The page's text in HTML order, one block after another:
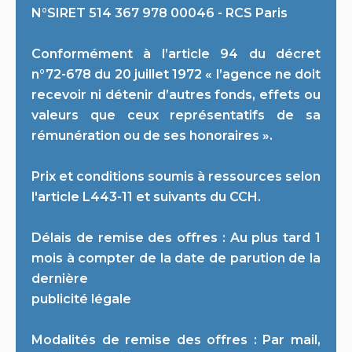
N°SIRET 514 367 978 00046 - RCS Paris
Conformément à l’article 94 du décret
n°72-678 du 20 juillet 1972 « l’agence ne doit
recevoir ni détenir d’autres fonds, effets ou
valeurs que ceux représentatifs de sa
rémunération ou de ses honoraires ».
Prix et conditions soumis à ressources selon
l'article L443-11 et suivants du CCH.
Délais de remise des offres : Au plus tard 1
mois à compter de la date de parution de la
dernière
publicité légale
Modalités de remise des offres : Par mail,